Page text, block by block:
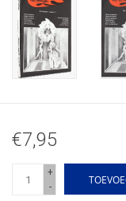
€7,95
+
-